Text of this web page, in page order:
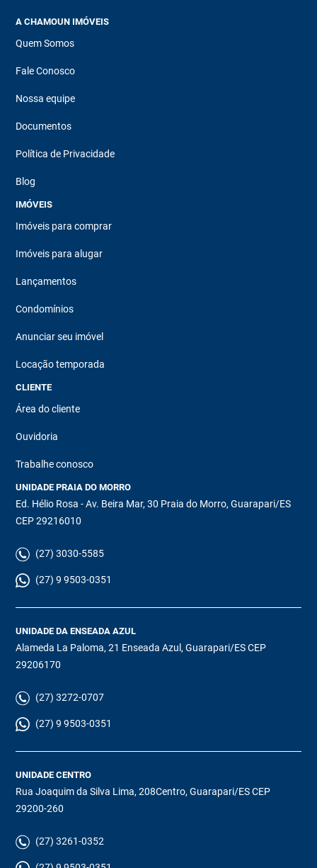
A CHAMOUN IMÓVEIS
Quem Somos
Fale Conosco
Nossa equipe
Documentos
Política de Privacidade
Blog
IMÓVEIS
Imóveis para comprar
Imóveis para alugar
Lançamentos
Condomínios
Anunciar seu imóvel
Locação temporada
CLIENTE
Área do cliente
Ouvidoria
Trabalhe conosco
UNIDADE PRAIA DO MORRO
Ed. Hélio Rosa - Av. Beira Mar, 30 Praia do Morro, Guarapari/ES
CEP 29216010
(27) 3030-5585
(27) 9 9503-0351
UNIDADE DA ENSEADA AZUL
Alameda La Paloma, 21 Enseada Azul, Guarapari/ES CEP
29206170
(27) 3272-0707
(27) 9 9503-0351
UNIDADE CENTRO
Rua Joaquim da Silva Lima, 208Centro, Guarapari/ES CEP
29200-260
(27) 3261-0352